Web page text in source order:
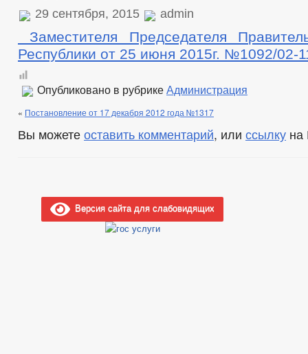
29 сентября, 2015 admin
Заместителя Председателя
Республики от 25 июня 2015г. №1092/02-
Опубликовано в рубрике Администрация
« Постановление от 17 декабря 2012 года №1317
Вы можете оставить комментарий, или ссылку на
Версия сайта для слабовидящих